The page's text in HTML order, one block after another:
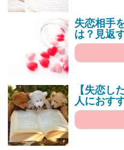
失恋相手
は？見返
【失恋し
人におす